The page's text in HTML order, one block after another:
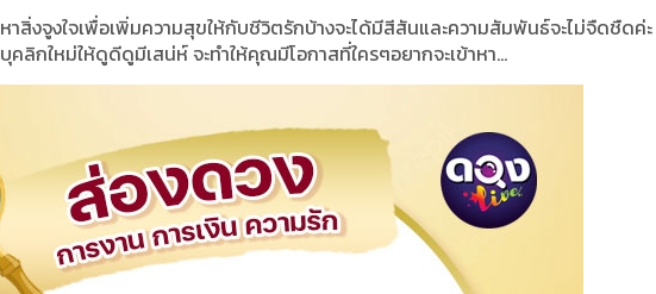
สิ่งจูงใจเพื่อเพิ่มความสุขให้กับชีวิตรักบ้างจะได้มีสีสันและความสัมพันธ์จะไม่จืดชืดค่
ลิกใหม่ให้ดูดีดูมีเสน่ห์ จะทำให้คุณมีโอกาสที่ใครๆอยากจะเข้าหา...